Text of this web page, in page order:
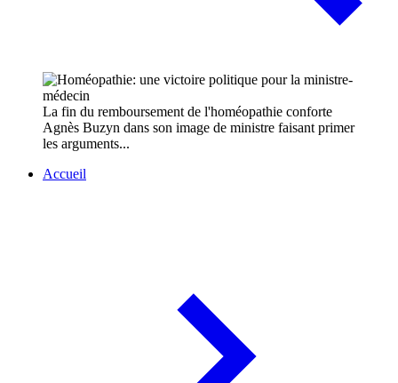
La fin du remboursement de l'homéopathie conforte
Agnès Buzyn dans son image de ministre faisant primer
les arguments...
Accueil